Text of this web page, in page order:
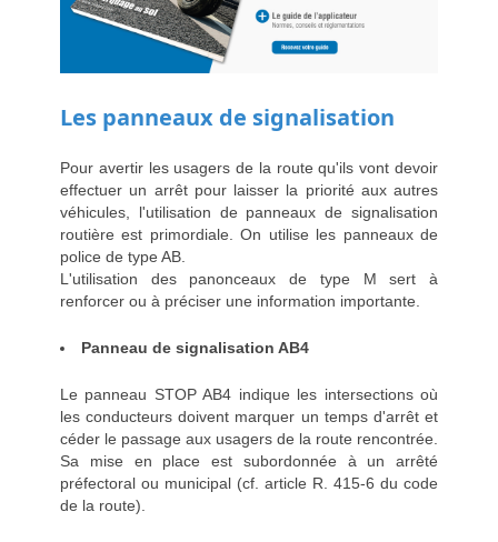
Les panneaux de signalisation
Pour avertir les usagers de la route qu'ils vont devoir
effectuer un arrêt pour laisser la priorité aux autres
véhicules, l'utilisation de panneaux de signalisation
routière est primordiale. On utilise les panneaux de
police de type AB.
L'utilisation des panonceaux de type M sert à
renforcer ou à préciser une information importante.
Panneau de signalisation AB4
Le panneau STOP AB4 indique les intersections où
les conducteurs doivent marquer un temps d'arrêt et
céder le passage aux usagers de la route rencontrée.
Sa mise en place est subordonnée à un arrêté
préfectoral ou municipal (cf. article R. 415-6 du code
de la route).